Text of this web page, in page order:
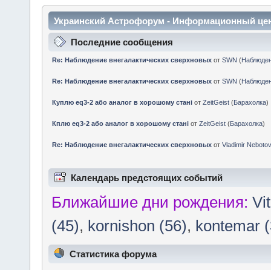
Украинский Астрофорум - Информационный
Последние сообщения
Re: Наблюдение внегалактических сверхновыхот SWN (
Re: Наблюдение внегалактических сверхновыхот SWN (
Куплю eq3-2 або аналог в хорошому станіот ZeitGeist(Барахолка)
Кплю eq3-2 або аналог в хорошому станіот ZeitGeist(Барахолка)
Re: Наблюдение внегалактических сверхновыхот Vladimir Nebotov
Календарь предстоящих событий
Ближайшие дни рождения:
(45), kornishon (56), kontemar
Статистика форума